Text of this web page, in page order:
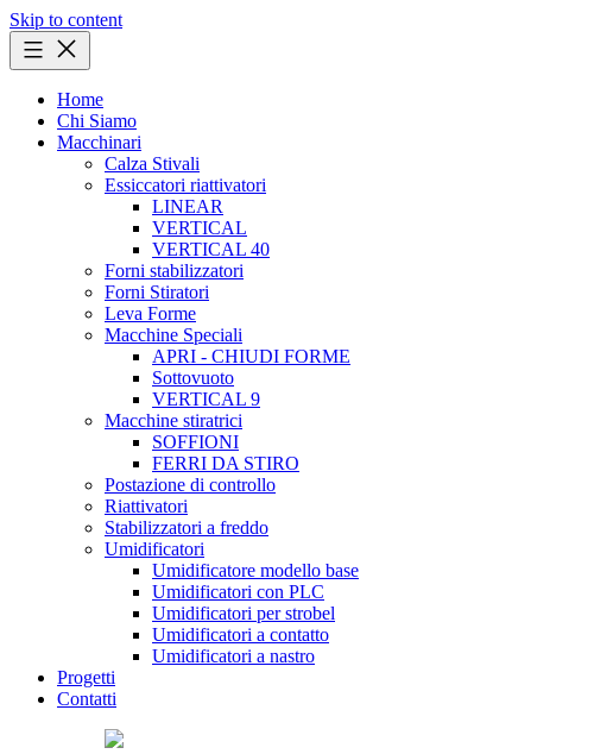
Skip to content
Home
Chi Siamo
Macchinari
Calza Stivali
Essiccatori riattivatori
LINEAR
VERTICAL
VERTICAL 40
Forni stabilizzatori
Forni Stiratori
Leva Forme
Macchine Speciali
APRI - CHIUDI FORME
Sottovuoto
VERTICAL 9
Macchine stiratrici
SOFFIONI
FERRI DA STIRO
Postazione di controllo
Riattivatori
Stabilizzatori a freddo
Umidificatori
Umidificatore modello base
Umidificatori con PLC
Umidificatori per strobel
Umidificatori a contatto
Umidificatori a nastro
Progetti
Contatti